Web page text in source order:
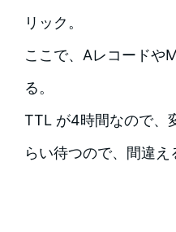
リック。
ここで、Aレコードや
る。
TTL が4時間なので、
らい待つので、間違え